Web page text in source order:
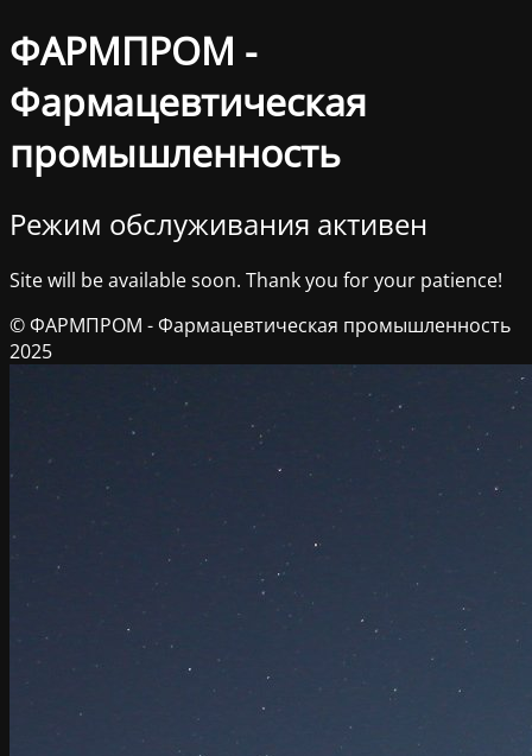
ФАРМПРОМ -
Фармацевтическая
промышленность
Режим обслуживания активен
Site will be available soon. Thank you for your patience!
© ФАРМПРОМ - Фармацевтическая промышленность
2025